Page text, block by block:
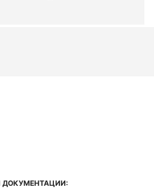
ДОКУМЕНТАЦИИ: